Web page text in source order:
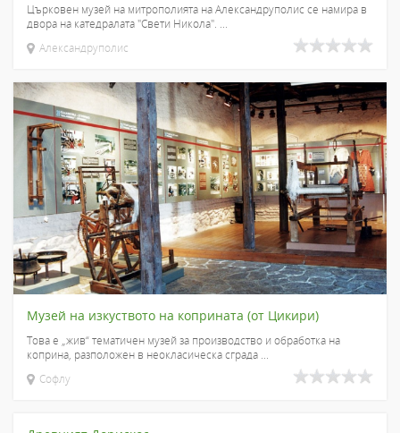
Църковен музей на митрополията на Александруполис се намира в
двора на катедралата "Свети Никола". ...
Александруполис
Музей на изкуството на коприната (от Цикири)
Това е „жив“ тематичен музей за производство и обработка на
коприна, разположен в неокласическа сграда ...
Софлу